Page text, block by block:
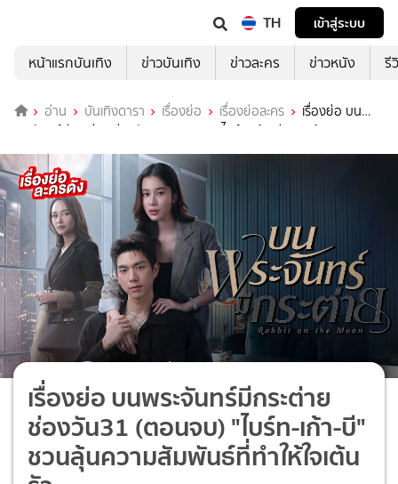
TH
เข้าสู่ระบบ
หน้าแรกบันเทิง
ข่าวบันเทิง ข่าวละคร ข่าวหนัง รี
อ่าน บันเทิงดารา เรื่องย่อ เรื่องย่อละคร
เรื่องย่อ บน
พระจันทร์มีกระต่าย ช่องวัน31 (ตอนจบ) "ไบร์ท-เก้า-บี" ชวนลุ้นความ
เรื่องย่อ บนพระจันทร์มีกระต่าย
ช่องวัน31 (ตอนจบ) "ไบร์ท-เก้า-บี"
ชวนลุ้นความสัมพันธ์ที่ทำให้ใจเต้น